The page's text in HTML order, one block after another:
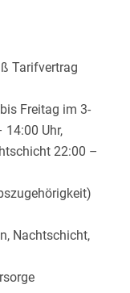
Tarifvertrag
Freitag im 3-
Uhr,
22:00 –
Nachtschicht,